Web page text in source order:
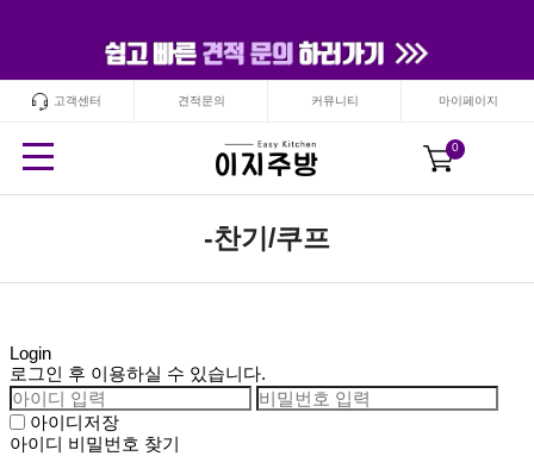
안보기
고객센터 견적문의 커뮤니티 마이페이지
0
-찬기/쿠프
Login
로그인 후 이용하실 수 있습니다.
아이디저장
아이디 비밀번호 찾기